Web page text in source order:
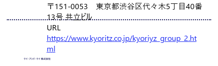
〒151-0053 東京都渋谷区代々木5丁目40番
13号 共立ビル
URL
https://www.kyoritz.co.jp/kyoriyz_group_2.ht
ml
ケイ・アンド・ケイ 株式会社